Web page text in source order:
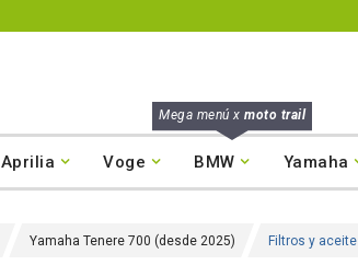
Mega menú x moto trail
Aprilia Voge BMW Yamaha
Yamaha Tenere 700 (desde 2025) Filtros y